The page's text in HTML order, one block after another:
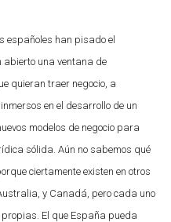
españoles han pisado el
abierto una ventana de
quieran traer negocio, a
en el desarrollo de un
modelos de negocio para
sólida. Aún no sabemos qué
ciertamente existen en otros
y Canadá, pero cada uno
El que España pueda